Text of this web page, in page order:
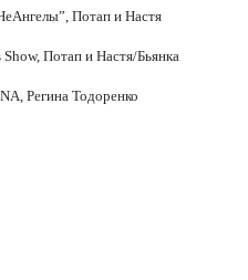
Потап и Настя
Show, Потап и Настя/Бьянка
Регина Тодоренко